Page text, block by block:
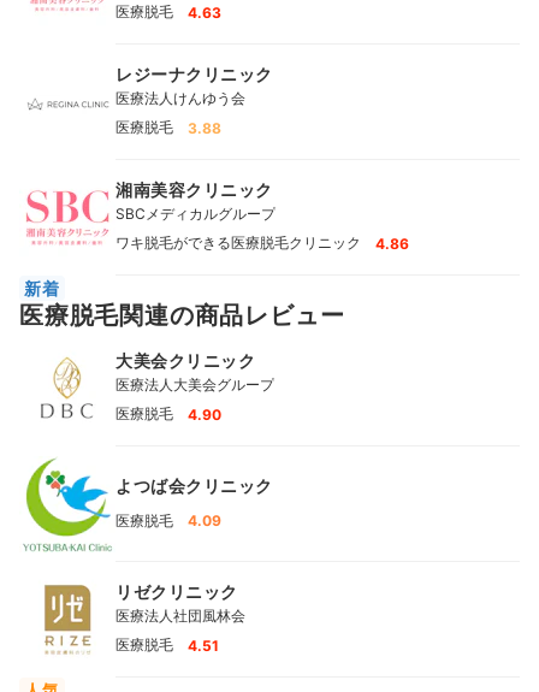
医療脱毛
4.63
レジーナクリニック
医療法人けんゆう会
医療脱毛
3.88
湘南美容クリニック
SBCメディカルグループ
ワキ脱毛ができる医療脱毛クリニック
4.86
新着
医療脱毛関連の商品レビュー
大美会クリニック
医療法人大美会グループ
医療脱毛
4.90
よつば会クリニック
医療脱毛 4.09
リゼクリニック
医療法人社団風林会
医療脱毛
4.51